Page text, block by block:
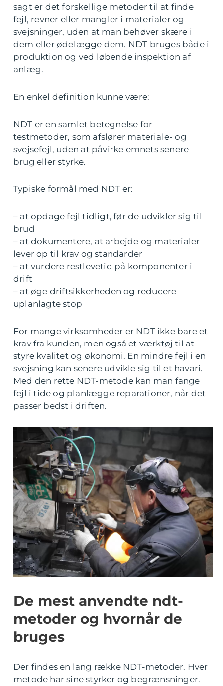
sagt er det forskellige metoder til at finde
fejl, revner eller mangler i materialer og
svejsninger, uden at man behøver skære i
dem eller ødelægge dem. NDT bruges både i
produktion og ved løbende inspektion af
anlæg.
En enkel definition kunne være:
NDT er en samlet betegnelse for
testmetoder, som afslører materiale- og
svejsefejl, uden at påvirke emnets senere
brug eller styrke.
Typiske formål med NDT er:
– at opdage fejl tidligt, før de udvikler sig til
brud
– at dokumentere, at arbejde og materialer
lever op til krav og standarder
– at vurdere restlevetid på komponenter i
drift
– at øge driftsikkerheden og reducere
uplanlagte stop
For mange virksomheder er NDT ikke bare et
krav fra kunden, men også et værktøj til at
styre kvalitet og økonomi. En mindre fejl i en
svejsning kan senere udvikle sig til et havari.
Med den rette NDT-metode kan man fange
fejl i tide og planlægge reparationer, når det
passer bedst i driften.
De mest anvendte ndt-
metoder og hvornår de
bruges
Der findes en lang række NDT-metoder. Hver
metode har sine styrker og begrænsninger.